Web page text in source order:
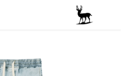
تخطي للذهاب إلى المحتوى